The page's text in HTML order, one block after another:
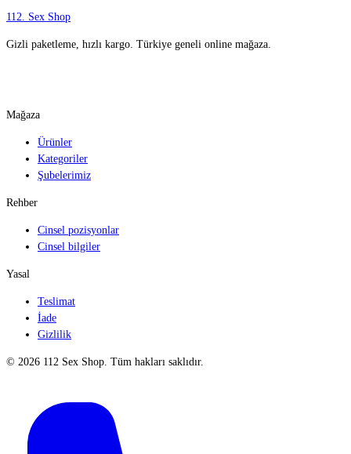
112 Sex Shop
Gizli paketleme, hızlı kargo. Türkiye geneli online mağaza.
Mağaza
Ürünler
Kategoriler
Şubelerimiz
Rehber
Cinsel pozisyonlar
Cinsel bilgiler
Yasal
Teslimat
İade
Gizlilik
© 2026 112 Sex Shop . Tüm hakları saklıdır.